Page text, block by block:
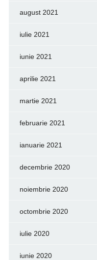
august 2021
iulie 2021
iunie 2021
aprilie 2021
martie 2021
februarie 2021
ianuarie 2021
decembrie 2020
noiembrie 2020
octombrie 2020
iulie 2020
iunie 2020